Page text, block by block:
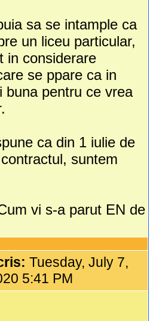
sa se intample ca
un liceu particular,
in considerare
se ppare ca in
buna pentru ce vrea
ca din 1 iulie de
suntem
vi s-a parut EN de
Tuesday, July 7,
5:41 PM